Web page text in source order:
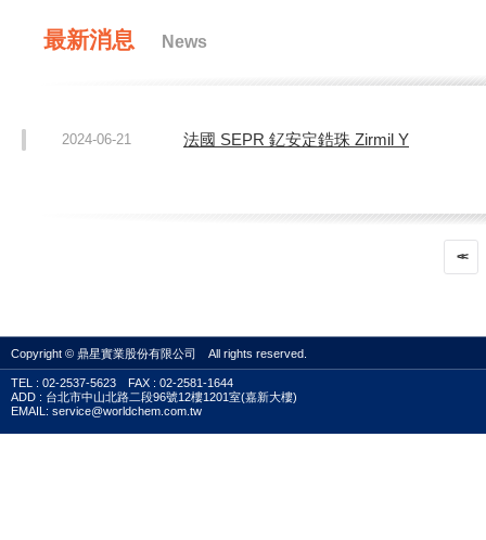
最新消息 News
2024-06-21 法國 SEPR 釔安定鋯珠 Zirmil Y
<<
Copyright © 鼎星實業股份有限公司 All rights reserved.
TEL : 02-2537-5623 FAX : 02-2581-1644
ADD : 台北市中山北路二段96號12樓1201室(嘉新大樓)
EMAIL: service@worldchem.com.tw